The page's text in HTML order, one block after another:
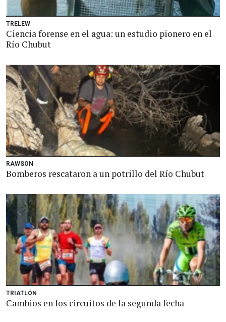
TRELEW
Ciencia forense en el agua: un estudio pionero en el
Río Chubut
RAWSON
Bomberos rescataron a un potrillo del Río Chubut
TRIATLÓN
Cambios en los circuitos de la segunda fecha